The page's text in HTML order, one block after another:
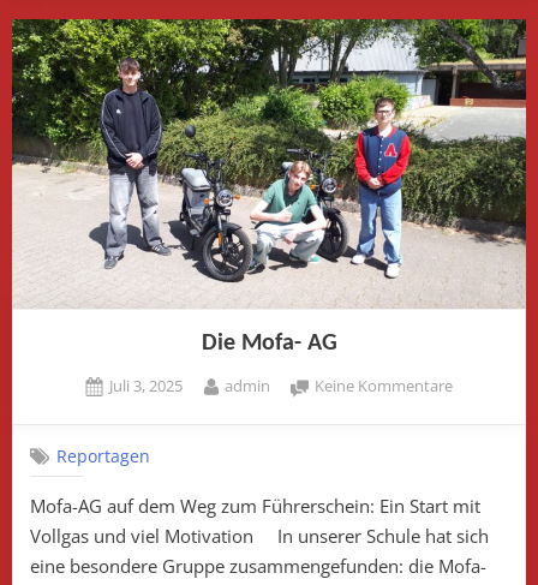
Die Mofa- AG
Posted
Juli 3, 2025 By
admin Keine Kommentarezu
Reportagen
Mofa-AG auf dem Weg zum Führerschein: Ein Start mit
Vollgas und viel Motivation In unserer Schule hat sich
eine besondere Gruppe zusammengefunden: die Mofa-